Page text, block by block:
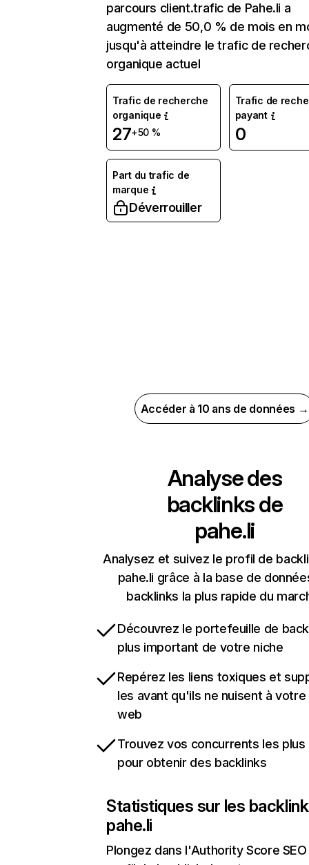
parcours client.trafic de Pahe.li a
augmenté de 50,0 % de mois en
jusqu'à atteindre le trafic de
organique actuel
Trafic de recherche
organique
27+50 %
Trafic de
payant
0
Part du trafic de
marque
Déverrouiller
Accéder à 10 ans de données →
Analyse des
backlinks de
pahe.li
Analysez et suivez le profil de
pahe.li grâce à la base de
backlinks la plus rapide du
Découvrez le portefeuille de
plus important de votre niche
Repérez les liens toxiques et
les avant qu'ils ne nuisent à
web
Trouvez vos concurrents les
pour obtenir des backlinks
Statistiques sur les
pahe.li
Plongez dans l'Authority Score